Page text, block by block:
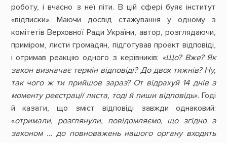
роботу, і вчасно з неї піти. В цій сфері буяє інститут
«відписки». Маючи досвід стажування у одному з
комітетів Верховної Ради України, автор, розглядаючи,
приміром, листи громадян, підготував проект відповіді,
і отримав реакцію одного з керівників: «Що? Вже? Як
закон визначає термін відповіді? До двох тижнів? Ну,
так чого ж ти прийшов зараз? От відрахуй 14 днів з
моменту реєстрації листа, тоді й пиши відповідь». Годі
й казати, що зміст відповіді завжди однаковий:
«отримали, розглянули, повідомляємо, що згідно з
законом … до повноважень нашого органу входить